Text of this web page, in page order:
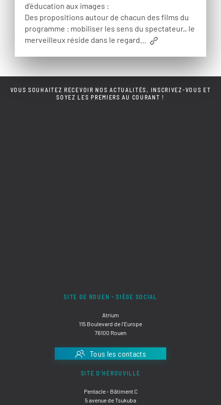
d’éducation aux images :
Des propositions autour de chacun des films du
programme : mobiliser les sens du spectateur,, le
merveilleux réside dans le regard…
VOUS SOUHAITEZ RECEVOIR NOS ACTUALITÉS, INSCRIVEZ-VOUS ET
SOYEZ LES PREMIERS AU COURANT !
SITE DE ROUEN - SIÈGE SOCIAL
Atrium
115 Boulevard de l'Europe
76100 Rouen
Tous les contacts
SITE D'HÉROUVILLE
Pentacle - Bâtiment C
5 avenue de Tsukuba